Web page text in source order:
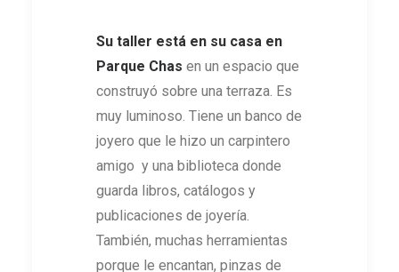
Su taller está en su casa en
Parque Chas en un espacio que
construyó sobre una terraza. Es
muy luminoso. Tiene un banco de
joyero que le hizo un carpintero
amigo y una biblioteca donde
guarda libros, catálogos y
publicaciones de joyería.
También, muchas herramientas
porque le encantan, pinzas de